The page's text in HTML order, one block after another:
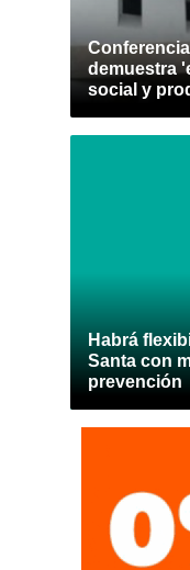
demuestra
social y
Habrá
Santa con
prevención